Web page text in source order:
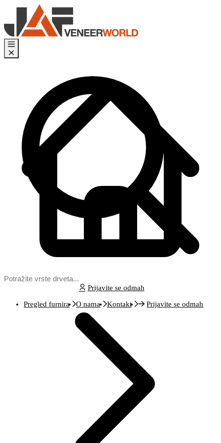
Prijavite se odmah
Pregled furnira O nama Kontakt Prijavite se odmah